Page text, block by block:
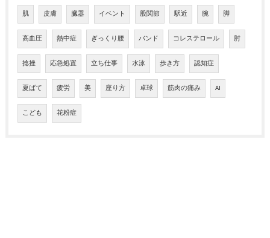
肌 皮膚 臓器 イベント 股関節 駅近 腕 脚
高血圧 熱中症 ぎっくり腰 バンド コレステロール 肘
捻挫 応急処置 立ち仕事 水泳 歩き方 認知症
夏ばて 疲労 美 座り方 卓球 筋肉の痛み AI
こども 花粉症